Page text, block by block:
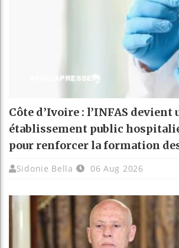
Côte d’Ivoire : l’INFAS devient
établissement public
pour renforcer la formation
Sidonie Bella 06 Aug 2026